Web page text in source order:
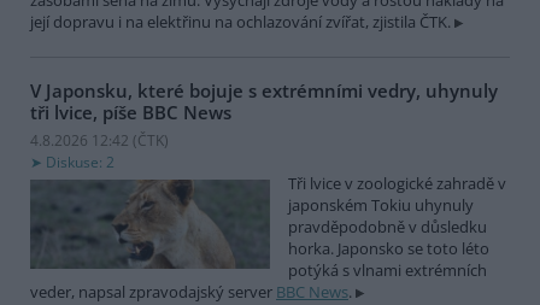
její dopravu i na elektřinu na ochlazování zvířat, zjistila ČTK.
V Japonsku, které bojuje s extrémními vedry, uhynuly
tři lvice, píše BBC News
4.8.2026 12:42 (ČTK)
Diskuse: 2
Tři lvice v zoologické zahradě v
japonském Tokiu uhynuly
pravděpodobně v důsledku
horka. Japonsko se toto léto
potýká s vlnami extrémních
veder, napsal zpravodajský server BBC News.